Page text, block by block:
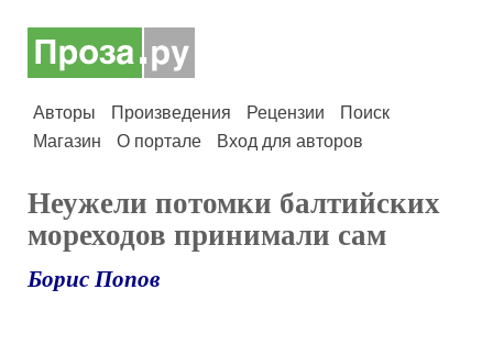
Авторы Произведения Рецензии
Поиск
Магазин
О портале Вход для авторов
Неужели потомки балтийских
мореходов принимали сам
Борис Попов